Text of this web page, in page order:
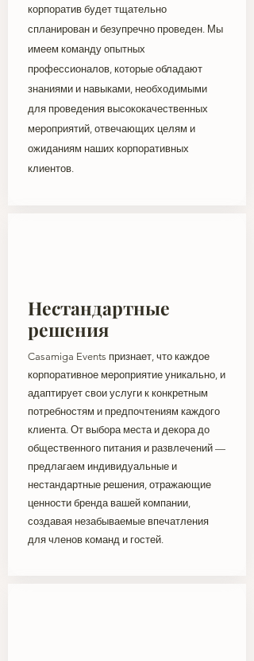
корпоратив будет тщательно
спланирован и безупречно проведен. Мы
имеем команду опытных
профессионалов, которые обладают
знаниями и навыками, необходимыми
для проведения высококачественных
мероприятий, отвечающих целям и
ожиданиям наших корпоративных
клиентов.
Нестандартные
решения
Casamiga Events признает, что каждое
корпоративное мероприятие уникально, и
адаптирует свои услуги к конкретным
потребностям и предпочтениям каждого
клиента. От выбора места и декора до
общественного питания и развлечений —
предлагаем индивидуальные и
нестандартные решения, отражающие
ценности бренда вашей компании,
создавая незабываемые впечатления
для членов команд и гостей.